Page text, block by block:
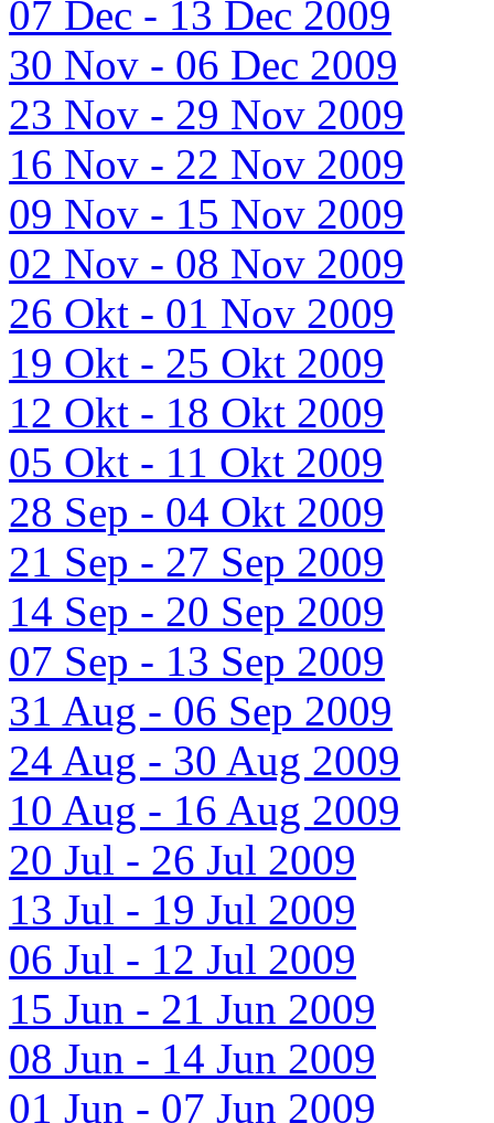
07 Dec - 13 Dec 2009
30 Nov - 06 Dec 2009
23 Nov - 29 Nov 2009
16 Nov - 22 Nov 2009
09 Nov - 15 Nov 2009
02 Nov - 08 Nov 2009
26 Okt - 01 Nov 2009
19 Okt - 25 Okt 2009
12 Okt - 18 Okt 2009
05 Okt - 11 Okt 2009
28 Sep - 04 Okt 2009
21 Sep - 27 Sep 2009
14 Sep - 20 Sep 2009
07 Sep - 13 Sep 2009
31 Aug - 06 Sep 2009
24 Aug - 30 Aug 2009
10 Aug - 16 Aug 2009
20 Jul - 26 Jul 2009
13 Jul - 19 Jul 2009
06 Jul - 12 Jul 2009
15 Jun - 21 Jun 2009
08 Jun - 14 Jun 2009
01 Jun - 07 Jun 2009